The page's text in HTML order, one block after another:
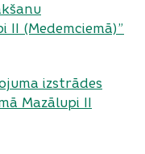
II (Medemciemā)”
izstrādes
Mazālupi II